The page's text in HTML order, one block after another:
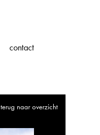
contact
terug naar overzicht